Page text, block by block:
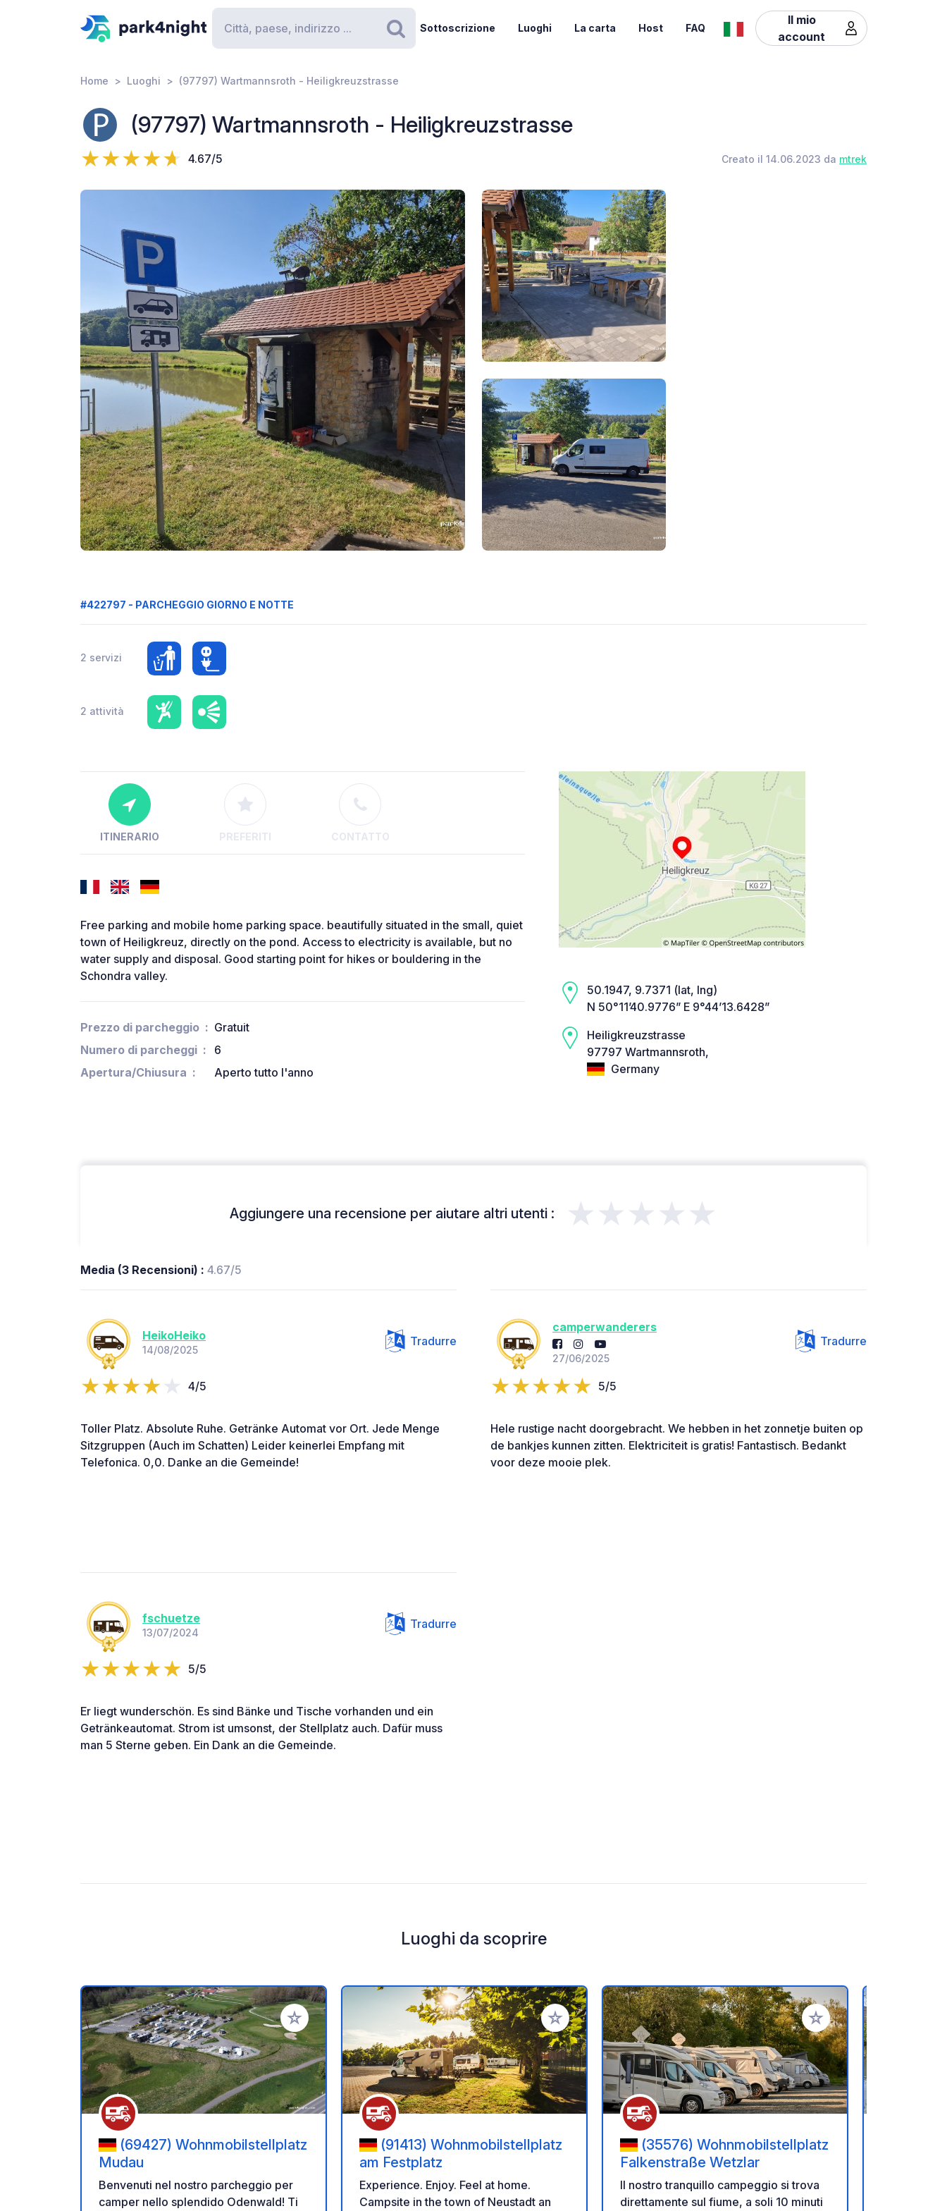
Ricerca
Sottoscrizione Luoghi La carta Host FAQ
Il mio
account
Home Luoghi (97797) Wartmannsroth - Heiligkreuzstrasse
(97797) Wartmannsroth - Heiligkreuzstrasse
4.67/5 Creato il 14.06.2023 da mtrek
#422797 - PARCHEGGIO GIORNO E NOTTE
2 servizi
2 attività
ITINERARIO PREFERITI CONTATTO
Free parking and mobile home parking space. beautifully situated in the small, quiet
town of Heiligkreuz, directly on the pond. Access to electricity is available, but no
water supply and disposal. Good starting point for hikes or bouldering in the
Schondra valley.
Prezzo di parcheggio
Gratuit
Numero di parcheggi
6
Apertura/Chiusura
Aperto tutto l'anno
50.1947, 9.7371 (lat, lng)
N 50°11’40.9776” E 9°44’13.6428”
Heiligkreuzstrasse
97797 Wartmannsroth,
Germany
Aggiungere una recensione per aiutare altri utenti : ★★★★★
Media (3 Recensioni) : 4.67/5
HeikoHeiko
14/08/2025
Tradurre
4/5
Toller Platz. Absolute Ruhe. Getränke Automat vor Ort. Jede Menge
Sitzgruppen (Auch im Schatten) Leider keinerlei Empfang mit
Telefonica. 0,0. Danke an die Gemeinde!
camperwanderers
27/06/2025
Tradurre
5/5
Hele rustige nacht doorgebracht. We hebben in het zonnetje buiten op
de bankjes kunnen zitten. Elektriciteit is gratis! Fantastisch. Bedankt
voor deze mooie plek.
fschuetze
13/07/2024
Tradurre
5/5
Er liegt wunderschön. Es sind Bänke und Tische vorhanden und ein
Getränkeautomat. Strom ist umsonst, der Stellplatz auch. Dafür muss
man 5 Sterne geben. Ein Dank an die Gemeinde.
Luoghi da scoprire
Aggiungi ai tuoi preferiti
(69427) Wohnmobilstellplatz
Mudau
Benvenuti nel nostro parcheggio per
camper nello splendido Odenwald! Ti
Aggiungi ai tuoi preferiti
(91413) Wohnmobilstellplatz
am Festplatz
Experience. Enjoy. Feel at home.
Campsite in the town of Neustadt an
Aggiungi ai tuoi preferiti
(35576) Wohnmobilstellplatz
Falkenstraße Wetzlar
Il nostro tranquillo campeggio si trova
direttamente sul fiume, a soli 10 minuti